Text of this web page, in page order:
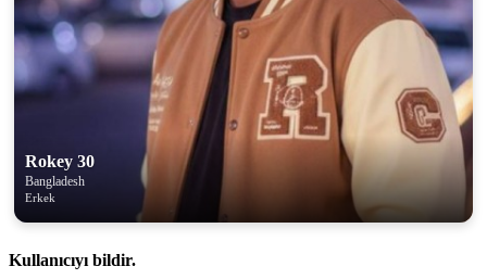
Rokey 30
Bangladesh
Erkek
Kullanıcıyı bildir.